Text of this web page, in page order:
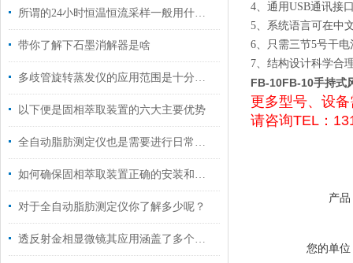
所谓的24小时恒温恒流采样一般用什么仪器？
带你了解下石墨消解器是啥
多歧管旋转蒸发仪的应用范围是十分广泛的
以下便是固相萃取装置的六大主要优势
全自动脂肪测定仪也是需要进行日常清洗的
如何确保固相萃取装置正确的安装和有效运行呢？
对于全自动脂肪测定仪你了解多少呢？
透反射金相显微镜其应用涵盖了多个领域
4、通用USB通讯接
5、系统语言可在中
6、只需三节5号干
7、结构设计科学合
FB-10FB-10手持式
更多型号、设
请咨询TEL：
产品
您的单位